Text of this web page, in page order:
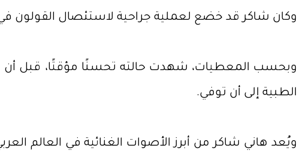
وكان شاكر قد خضع لعملية جراحية لاستئصال القولون في
وبحسب المعطيات، شهدت حالته تحسنًا مؤقتًا، قبل أن
الطبية إلى أن توفي.